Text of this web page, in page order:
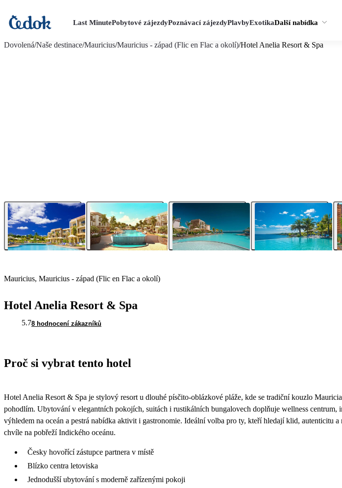
Last MinutePobytové zájezdyPoznávací zájezdyPlavbyExotikaDalší nabídka
Dovolená/Naše destinace/Mauricius/Mauricius - západ (Flic en Flac a okolí)/Hotel Anelia Resort & Spa
Mauricius, Mauricius - západ (Flic en Flac a okolí)
Hotel Anelia Resort & Spa
5.78 hodnocení zákazníků
Proč si vybrat tento hotel
Hotel Anelia Resort & Spa je stylový resort u dlouhé písčito-oblázkové pláže, kde se tradiční kouzlo
pohodlím. Ubytování v elegantních pokojích, suitách i rustikálních bungalovech doplňuje wellness centrum,
výhledem na oceán a pestrá nabídka aktivit i gastronomie. Ideální volba pro ty, kteří hledají klid, autenticitu a
chvíle na pobřeží Indického oceánu.
Česky hovořící zástupce partnera v místě
Blízko centra letoviska
Jednodušší ubytování s moderně zařízenými pokoji